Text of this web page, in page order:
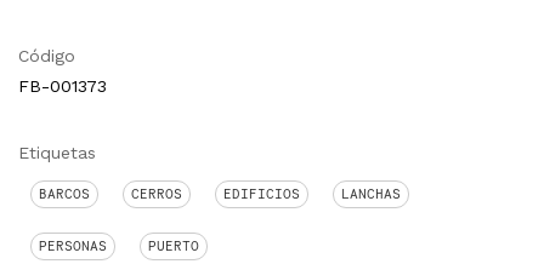
Código
FB-001373
Etiquetas
BARCOS CERROS EDIFICIOS LANCHAS
PERSONAS PUERTO